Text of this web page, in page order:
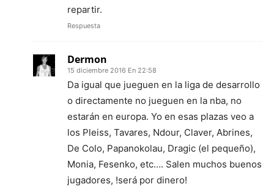
repartir.
Respuesta
Dermon
15 diciembre 2016 En 22:58
Da igual que jueguen en la liga de desarrollo
o directamente no jueguen en la nba, no
estarán en europa. Yo en esas plazas veo a
los Pleiss, Tavares, Ndour, Claver, Abrines,
De Colo, Papanokolau, Dragic (el pequeño),
Monia, Fesenko, etc…. Salen muchos buenos
jugadores, !será por dinero!